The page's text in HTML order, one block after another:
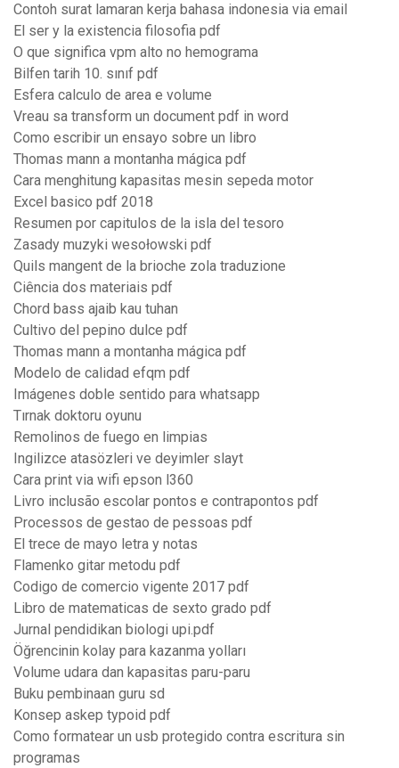
Contoh surat lamaran kerja bahasa indonesia via email
El ser y la existencia filosofia pdf
O que significa vpm alto no hemograma
Bilfen tarih 10. sınıf pdf
Esfera calculo de area e volume
Vreau sa transform un document pdf in word
Como escribir un ensayo sobre un libro
Thomas mann a montanha mágica pdf
Cara menghitung kapasitas mesin sepeda motor
Excel basico pdf 2018
Resumen por capitulos de la isla del tesoro
Zasady muzyki wesołowski pdf
Quils mangent de la brioche zola traduzione
Ciência dos materiais pdf
Chord bass ajaib kau tuhan
Cultivo del pepino dulce pdf
Thomas mann a montanha mágica pdf
Modelo de calidad efqm pdf
Imágenes doble sentido para whatsapp
Tırnak doktoru oyunu
Remolinos de fuego en limpias
Ingilizce atasözleri ve deyimler slayt
Cara print via wifi epson l360
Livro inclusão escolar pontos e contrapontos pdf
Processos de gestao de pessoas pdf
El trece de mayo letra y notas
Flamenko gitar metodu pdf
Codigo de comercio vigente 2017 pdf
Libro de matematicas de sexto grado pdf
Jurnal pendidikan biologi upi.pdf
Öğrencinin kolay para kazanma yolları
Volume udara dan kapasitas paru-paru
Buku pembinaan guru sd
Konsep askep typoid pdf
Como formatear un usb protegido contra escritura sin
programas